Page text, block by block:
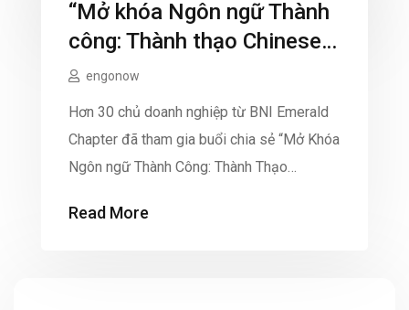
nghiệp lớn nhất khu vực TP.HCM. Với chủ
đề “Bứt phá giới hạn”, BNI Expo 2024 đã
“Mở khóa Ngôn ngữ Thành
công: Thành thạo Chinese
với Chi-Nice”
engonow
Hơn 30 chủ doanh nghiệp từ BNI Emerald
Chapter đã tham gia buổi chia sẻ “Mở Khóa
Ngôn ngữ Thành Công: Thành Thạo
Engonow) và đạt được thành công rực rỡ.
Read More